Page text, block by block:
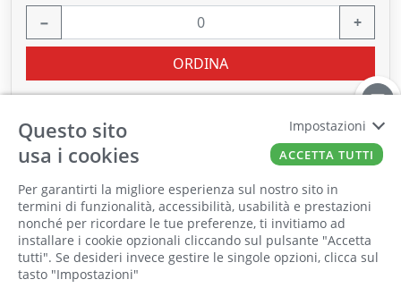
Il punto vendita, gli uffici e il magazzino
saranno chiusi per ferie dall'8 al 25 Agosto
2026 compresi.
− +
ORDINA
Questo sito
usa i cookies
Per garantirti la migliore esperienza sul nostro sito in
termini di funzionalità, accessibilità, usabilità e prestazioni
nonché per ricordare le tue preferenze, ti invitiamo ad
installare i cookie opzionali cliccando sul pulsante "Accetta
tutti". Se desideri invece gestire le singole opzioni, clicca sul
tasto "Impostazioni"
Impostazioni
ACCETTA TUTTI